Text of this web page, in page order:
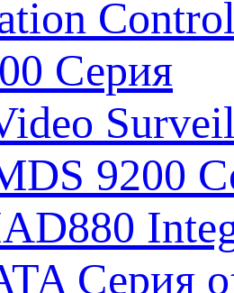
Серия
9200
Серия